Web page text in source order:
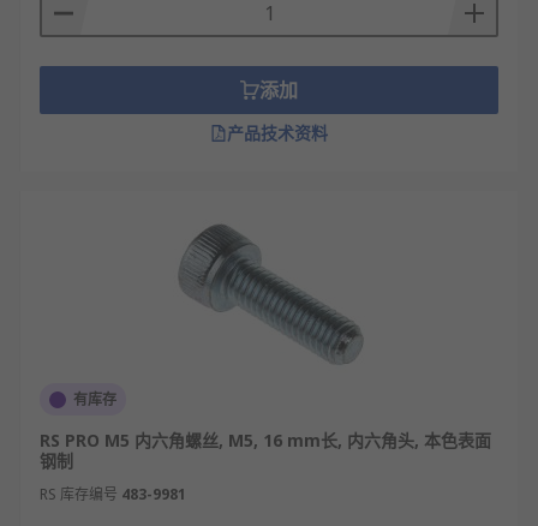
添加
产品技术资料
有库存
RS PRO M5 内六角螺丝, M5, 16 mm长, 内六角头, 本色表面
钢制
RS 库存编号 483-9981